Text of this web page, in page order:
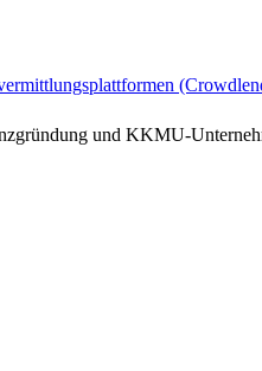
und KKMU-